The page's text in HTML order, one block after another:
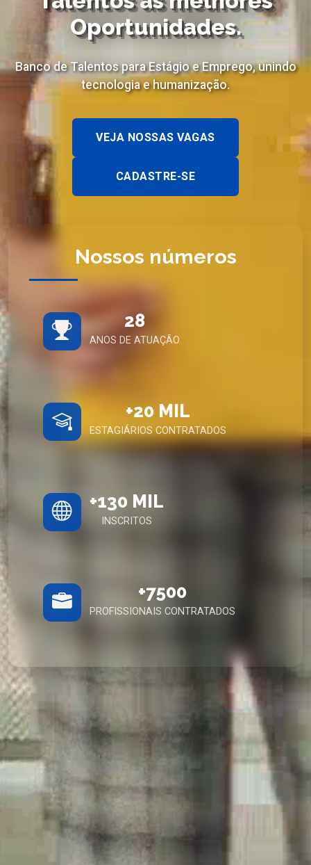
Oportunidades.
Banco de Talentos para Estágio e Emprego, unindo
tecnologia e humanização.
VEJA NOSSAS VAGAS
CADASTRE-SE
Nossos números
28
ANOS DE ATUAÇÃO
+20 MIL
ESTAGIÁRIOS CONTRATADOS
+130 MIL
INSCRITOS
+7500
PROFISSIONAIS CONTRATADOS